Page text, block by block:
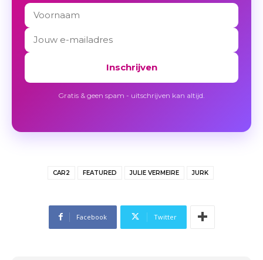
Inschrijven
Gratis & geen spam - uitschrijven kan altijd.
CAR2 FEATURED JULIE VERMEIRE JURK
Facebook Twitter